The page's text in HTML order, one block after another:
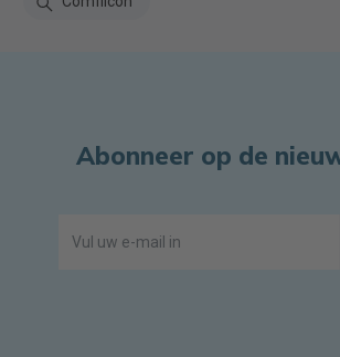
Abonneer op de